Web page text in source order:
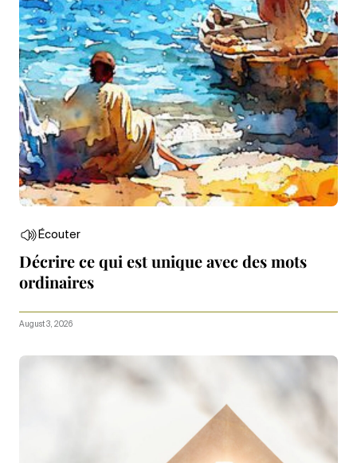
Écouter
Décrire ce qui est unique avec des mots
ordinaires
August 3, 2026